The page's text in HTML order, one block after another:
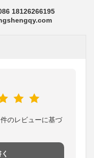
18126266195
のレビューに基づ